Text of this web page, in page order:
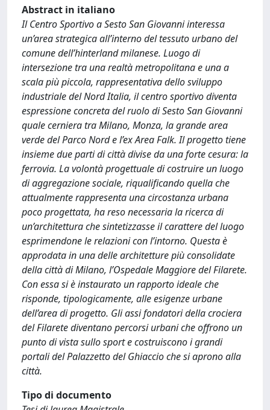
Abstract in italiano
Il Centro Sportivo a Sesto San Giovanni interessa
un’area strategica all’interno del tessuto urbano del
comune dell’hinterland milanese. Luogo di
intersezione tra una realtà metropolitana e una a
scala più piccola, rappresentativa dello sviluppo
industriale del Nord Italia, il centro sportivo diventa
espressione concreta del ruolo di Sesto San Giovanni
quale cerniera tra Milano, Monza, la grande area
verde del Parco Nord e l’ex Area Falk. Il progetto tiene
insieme due parti di città divise da una forte cesura: la
ferrovia. La volontà progettuale di costruire un luogo
di aggregazione sociale, riqualificando quella che
attualmente rappresenta una circostanza urbana
poco progettata, ha reso necessaria la ricerca di
un’architettura che sintetizzasse il carattere del luogo
esprimendone le relazioni con l’intorno. Questa è
approdata in una delle architetture più consolidate
della città di Milano, l’Ospedale Maggiore del Filarete.
Con essa si è instaurato un rapporto ideale che
risponde, tipologicamente, alle esigenze urbane
dell’area di progetto. Gli assi fondatori della crociera
del Filarete diventano percorsi urbani che offrono un
punto di vista sullo sport e costruiscono i grandi
portali del Palazzetto del Ghiaccio che si aprono alla
città.
Tipo di documento